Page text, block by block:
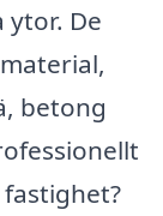
De
betong